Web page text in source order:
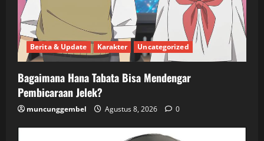
Berita & Update Karakter Uncategorized
Bagaimana Hana Tabata Bisa Mendengar
Pembicaraan Jelek?
muncunggembel Agustus 8, 2026 0